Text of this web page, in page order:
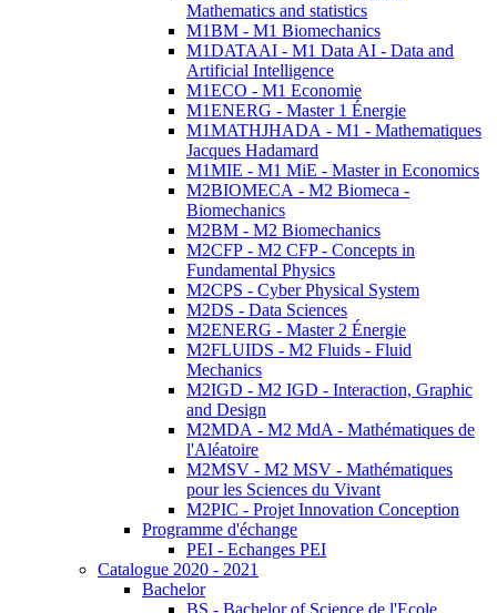
Mathematics and statistics
M1BM - M1 Biomechanics
M1DATAAI - M1 Data AI - Data and
Artificial Intelligence
M1ECO - M1 Economie
M1ENERG - Master 1 Énergie
M1MATHJHADA - M1 - Mathematiques
Jacques Hadamard
M1MIE - M1 MiE - Master in Economics
M2BIOMECA - M2 Biomeca -
Biomechanics
M2BM - M2 Biomechanics
M2CFP - M2 CFP - Concepts in
Fundamental Physics
M2CPS - Cyber Physical System
M2DS - Data Sciences
M2ENERG - Master 2 Énergie
M2FLUIDS - M2 Fluids - Fluid
Mechanics
M2IGD - M2 IGD - Interaction, Graphic
and Design
M2MDA - M2 MdA - Mathématiques de
l'Aléatoire
M2MSV - M2 MSV - Mathématiques
pour les Sciences du Vivant
M2PIC - Projet Innovation Conception
Programme d'échange
PEI - Echanges PEI
Catalogue 2020 - 2021
Bachelor
BS - Bachelor of Science de l'Ecole